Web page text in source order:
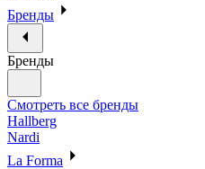
Бренды
Бренды
Смотреть все бренды
Hallberg
Nardi
La Forma